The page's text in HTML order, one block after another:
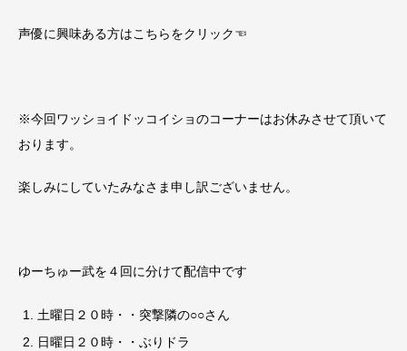
声優に興味ある方はこちらをクリック☜
※今回ワッショイドッコイショのコーナーはお休みさせて頂いて
おります。
楽しみにしていたみなさま申し訳ございません。
ゆーちゅー武を４回に分けて配信中です
土曜日２０時・・突撃隣の○○さん
日曜日２０時・・ぶりドラ